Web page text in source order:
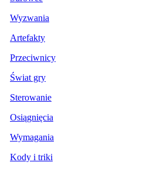
Wyzwania
Artefakty
Przeciwnicy
Świat gry
Sterowanie
Osiągnięcia
Wymagania
Kody i triki